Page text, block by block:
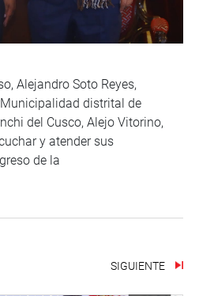
Alejandro Soto Reyes,
distrital de
del Cusco, Alejo Vitorino,
y atender sus
de la
SIGUIENTE